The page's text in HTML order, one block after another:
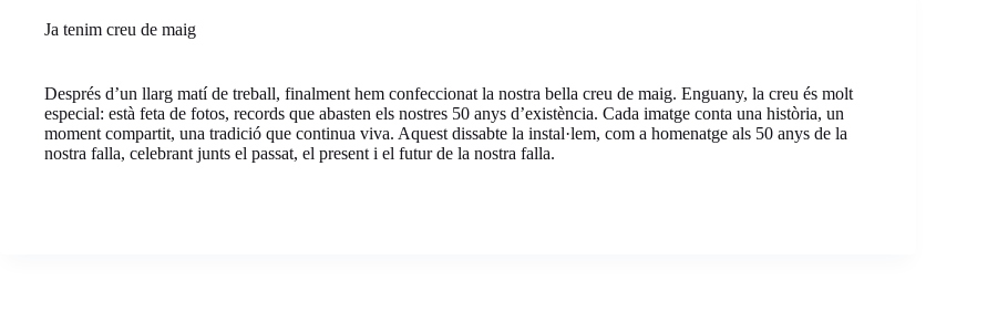
Ja tenim creu de maig
Després d’un llarg matí de treball, finalment hem confeccionat la nostra bella creu de maig. Enguany, la creu és molt
especial: està feta de fotos, records que abasten els nostres 50 anys d’existència. Cada imatge conta una història, un
moment compartit, una tradició que continua viva. Aquest dissabte la instal·lem, com a homenatge als 50 anys de la
nostra falla, celebrant junts el passat, el present i el futur de la nostra falla.